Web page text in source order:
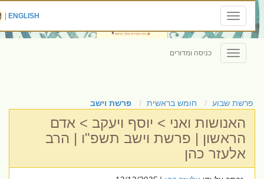
Toggle
navigation
ENGLISH
|
Toggle
navigation
כניסה ומדורים
פרשת שבוע חומש בראשית פרשת וישב
האנושות ואני > יוסף ויעקב > אדם
הראשון | פרשת וישב תשפ"ו | הרב
אלעזר כהן